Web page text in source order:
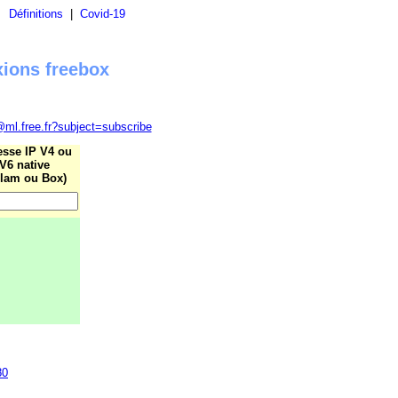
Définitions Covid-19
freebox
IP V4 ou
V6 native
ou Box)